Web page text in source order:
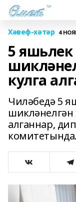
Хәвеф-хәтәр 4
5
кулга
Чиләбедә 5
алганнар,
комитетында.